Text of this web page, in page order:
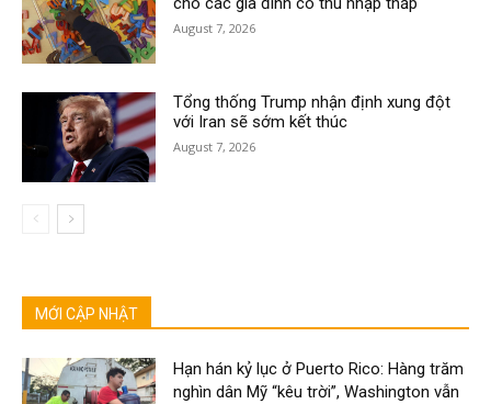
August 7, 2026
Tổng thống Trump nhận định xung đột
với Iran sẽ sớm kết thúc
August 7, 2026
MỚI CẬP NHẬT
Hạn hán kỷ lục ở Puerto Rico: Hàng trăm
nghìn dân Mỹ “kêu trời”, Washington vẫn